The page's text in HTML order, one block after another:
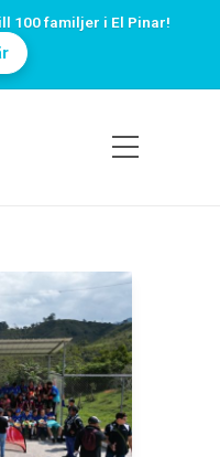
100 familjer i El Pinar!